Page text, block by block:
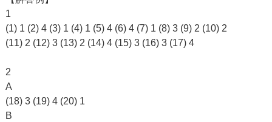
1
(1) 1 (2) 4 (3) 1 (4) 1 (5) 4 (6) 4 (7) 1 (8) 3 (9) 2 (10) 2
(11) 2 (12) 3 (13) 2 (14) 4 (15) 3 (16) 3 (17) 4
2
A
(18) 3 (19) 4 (20) 1
B